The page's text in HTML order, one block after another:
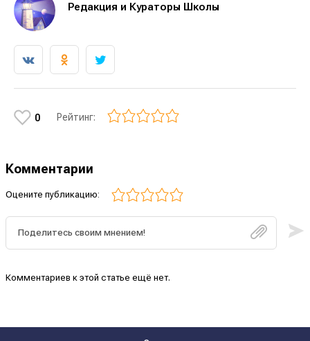
Редакция и Кураторы Школы
0 Рейтинг:
Комментарии
Оцените публикацию:
Комментариев к этой статье ещё нет.